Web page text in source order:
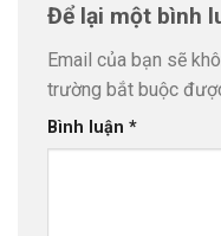
Để lại một bình
Email của bạn sẽ
trường bắt buộc
Bình luận *